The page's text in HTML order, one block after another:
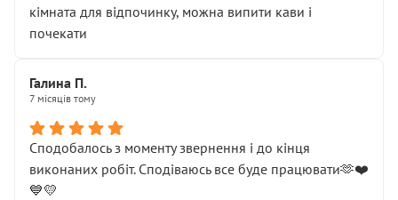
кімната для відпочинку, можна випити кави і
почекати
Галина П.
7 місяців тому
Сподобалось з моменту звернення і до кінця
виконаних робіт. Сподіваюсь все буде працювати🫶❤️
💙💛